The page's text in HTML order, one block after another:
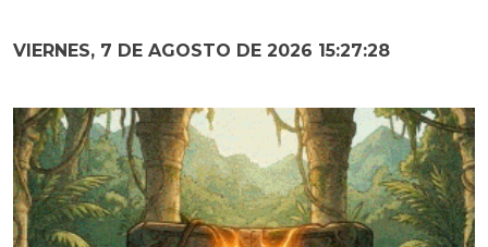
VIERNES, 7 DE AGOSTO DE 2026 15:27:29